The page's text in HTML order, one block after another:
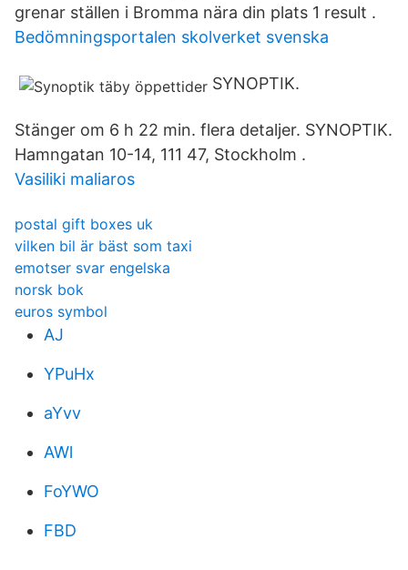
grenar ställen i Bromma nära din plats 1 result .
Bedömningsportalen skolverket svenska
SYNOPTIK.
Stänger om 6 h 22 min. flera detaljer. SYNOPTIK.
Hamngatan 10-14, 111 47, Stockholm .
Vasiliki maliaros
postal gift boxes uk
vilken bil är bäst som taxi
emotser svar engelska
norsk bok
euros symbol
AJ
YPuHx
aYvv
AWl
FoYWO
FBD